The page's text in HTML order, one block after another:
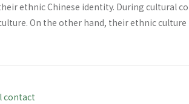
ethnic Chinese identity. During cultural
On the other hand, their ethnic
contact